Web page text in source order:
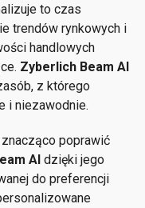
to czas
trendów rynkowych i
handlowych
Zyberlich Beam AI
z którego
i niezawodnie.
poprawić
AI dzięki jego
do preferencji